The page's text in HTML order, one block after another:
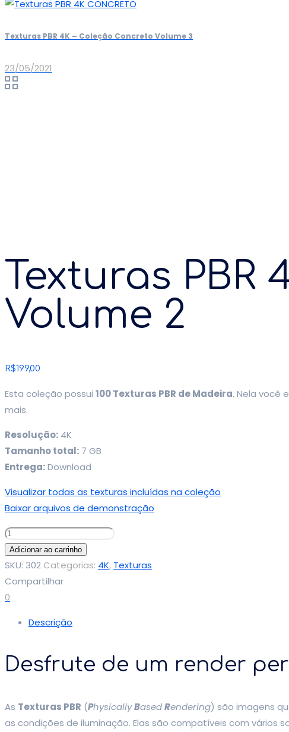
Texturas PBR 4K – Coleção Concreto Volume 3
23/05/2021
Texturas PBR
Volume 2
R$199,00
Esta coleção possui 100 Texturas PBR de Madeira. Nela você
mais.
Resolução: 4K
Tamanho total: 7 GB
Entrega:Download
Visualizar todas as texturas incluídas na coleção
Baixar arquivos de demonstração
Texturas
PBR
4K
-
Coleção
Volume
quantidade
Adicionar ao carrinho
SKU: 302 Categorias: 4K, Texturas
Compartilhar
0
Descrição
Desfrute de um render
As Texturas PBR (PhysicallyBasedRendering) são imagens
as condições de iluminação. Elas são compatíveis com vários